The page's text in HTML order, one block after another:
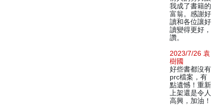
我成了書籍的
富翁。感謝好
讀和各位讓好
讀變得更好，
讚。
2023/7/26 袁
樹國
好些書都沒有
prc檔案，有
點遺憾！重新
上架還是令人
高興，加油！